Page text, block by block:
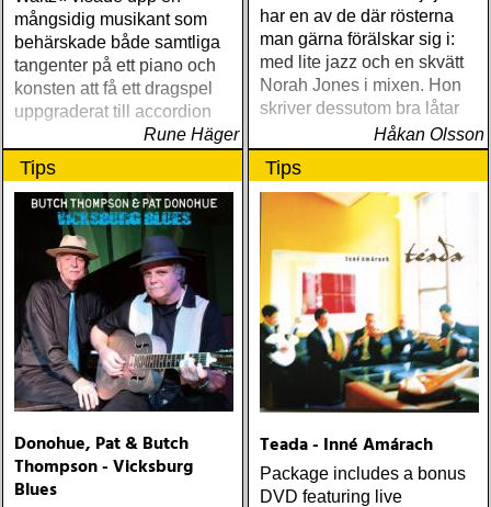
mångsidig musikant som
behärskade både samtliga
tangenter på ett piano och
konsten att få ett dragspel
uppgraderat till accordion
Rune Häger
har en av de där rösterna
man gärna förälskar sig i:
med lite jazz och en skvätt
Norah Jones i mixen. Hon
skriver dessutom bra låtar
Håkan Olsson
Tips
Donohue, Pat & Butch
Thompson - Vicksburg
Blues
Tips
Teada - Inné Amárach
Package includes a bonus
DVD featuring live